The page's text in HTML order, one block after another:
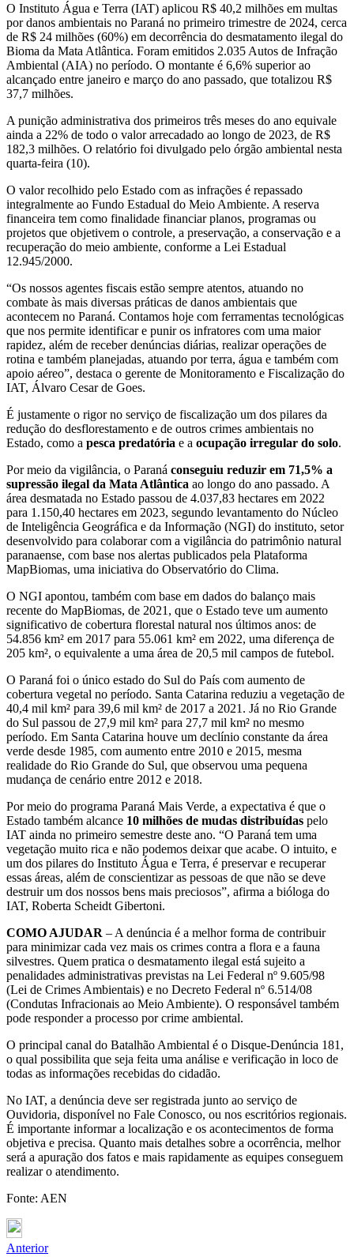
O Instituto Água e Terra (IAT) aplicou R$ 40,2 milhões em multas
por danos ambientais no Paraná no primeiro trimestre de 2024, cerca
de R$ 24 milhões (60%) em decorrência do desmatamento ilegal do
Bioma da Mata Atlântica. Foram emitidos 2.035 Autos de Infração
Ambiental (AIA) no período. O montante é 6,6% superior ao
alcançado entre janeiro e março do ano passado, que totalizou R$
37,7 milhões.
A punição administrativa dos primeiros três meses do ano equivale
ainda a 22% de todo o valor arrecadado ao longo de 2023, de R$
182,3 milhões. O relatório foi divulgado pelo órgão ambiental nesta
quarta-feira (10).
O valor recolhido pelo Estado com as infrações é repassado
integralmente ao Fundo Estadual do Meio Ambiente. A reserva
financeira tem como finalidade financiar planos, programas ou
projetos que objetivem o controle, a preservação, a conservação e a
recuperação do meio ambiente, conforme a Lei Estadual
12.945/2000.
“Os nossos agentes fiscais estão sempre atentos, atuando no
combate às mais diversas práticas de danos ambientais que
acontecem no Paraná. Contamos hoje com ferramentas tecnológicas
que nos permite identificar e punir os infratores com uma maior
rapidez, além de receber denúncias diárias, realizar operações de
rotina e também planejadas, atuando por terra, água e também com
apoio aéreo”, destaca o gerente de Monitoramento e Fiscalização do
IAT, Álvaro Cesar de Goes.
É justamente o rigor no serviço de fiscalização um dos pilares da
redução do desflorestamento e de outros crimes ambientais no
Estado, como a pesca predatória e a ocupação irregular do solo.
Por meio da vigilância, o Paraná conseguiu reduzir em 71,5% a
supressão ilegal da Mata Atlântica ao longo do ano passado. A
área desmatada no Estado passou de 4.037,83 hectares em 2022
para 1.150,40 hectares em 2023, segundo levantamento do Núcleo
de Inteligência Geográfica e da Informação (NGI) do instituto, setor
desenvolvido para colaborar com a vigilância do patrimônio natural
paranaense, com base nos alertas publicados pela Plataforma
MapBiomas, uma iniciativa do Observatório do Clima.
O NGI apontou, também com base em dados do balanço mais
recente do MapBiomas, de 2021, que o Estado teve um aumento
significativo de cobertura florestal natural nos últimos anos: de
54.856 km² em 2017 para 55.061 km² em 2022, uma diferença de
205 km², o equivalente a uma área de 20,5 mil campos de futebol.
O Paraná foi o único estado do Sul do País com aumento de
cobertura vegetal no período. Santa Catarina reduziu a vegetação de
40,4 mil km² para 39,6 mil km² de 2017 a 2021. Já no Rio Grande
do Sul passou de 27,9 mil km² para 27,7 mil km² no mesmo
período. Em Santa Catarina houve um declínio constante da área
verde desde 1985, com aumento entre 2010 e 2015, mesma
realidade do Rio Grande do Sul, que observou uma pequena
mudança de cenário entre 2012 e 2018.
Por meio do programa Paraná Mais Verde, a expectativa é que o
Estado também alcance 10 milhões de mudas distribuídas pelo
IAT ainda no primeiro semestre deste ano. “O Paraná tem uma
vegetação muito rica e não podemos deixar que acabe. O intuito, e
um dos pilares do Instituto Água e Terra, é preservar e recuperar
essas áreas, além de conscientizar as pessoas de que não se deve
destruir um dos nossos bens mais preciosos”, afirma a bióloga do
IAT, Roberta Scheidt Gibertoni.
COMO AJUDAR – A denúncia é a melhor forma de contribuir
para minimizar cada vez mais os crimes contra a flora e a fauna
silvestres. Quem pratica o desmatamento ilegal está sujeito a
penalidades administrativas previstas na Lei Federal nº 9.605/98
(Lei de Crimes Ambientais) e no Decreto Federal nº 6.514/08
(Condutas Infracionais ao Meio Ambiente). O responsável também
pode responder a processo por crime ambiental.
O principal canal do Batalhão Ambiental é o Disque-Denúncia 181,
o qual possibilita que seja feita uma análise e verificação in loco de
todas as informações recebidas do cidadão.
No IAT, a denúncia deve ser registrada junto ao serviço de
Ouvidoria, disponível no Fale Conosco, ou nos escritórios regionais.
É importante informar a localização e os acontecimentos de forma
objetiva e precisa. Quanto mais detalhes sobre a ocorrência, melhor
será a apuração dos fatos e mais rapidamente as equipes conseguem
realizar o atendimento.
Fonte: AEN
Anterior